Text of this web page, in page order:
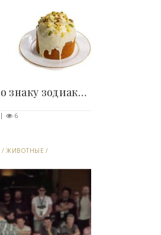
Какой вы кулич по знаку зодиака (6 фото) -..
6
/ЖИВОТНЫЕ /